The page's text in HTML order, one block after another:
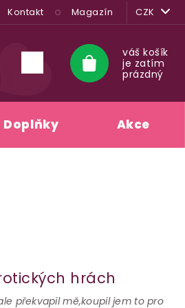
Kontakt Magazín CZK
Nákupní
košík
váš košík
je zatím
prázdný
Doplňky Akce
hrách
překvapil mě,koupil jem to pro